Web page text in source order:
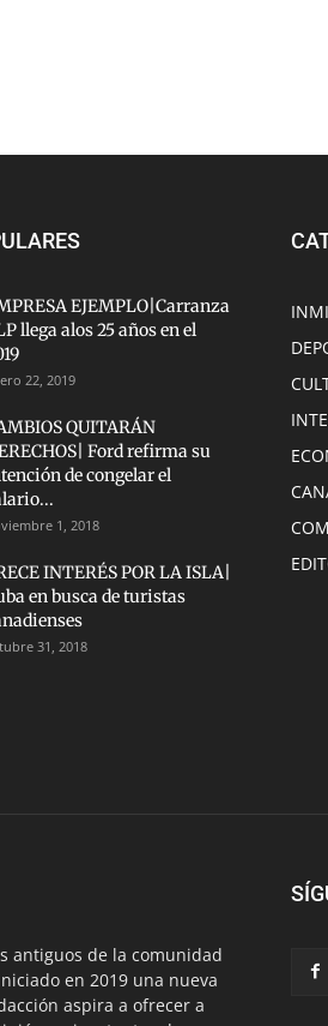
EJEMPLO|Carranza
llega alos 25 años en el
22, 2019
QUITARÁN
Ford refirma su
de congelar el
1, 2018
INTERÉS POR LA ISLA|
en busca de turistas
31, 2018
antiguos de la comunidad
en 2019 una nueva
aspira a ofrecer a